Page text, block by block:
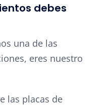
debes
una de las
eres nuestro
las placas de